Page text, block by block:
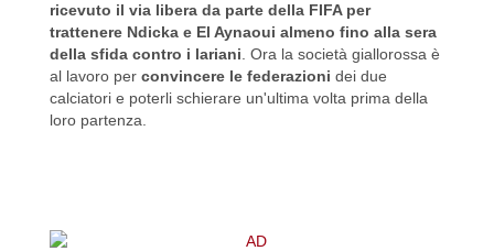
ricevuto il via libera da parte della FIFA per
trattenere Ndicka e El Aynaoui almeno fino alla sera
della sfida contro i lariani. Ora la società giallorossa è
al lavoro per convincere le federazioni dei due
calciatori e poterli schierare un'ultima volta prima della
loro partenza.